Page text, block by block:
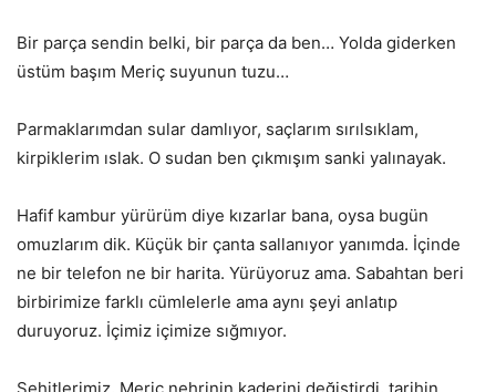
Bir parça sendin belki, bir parça da ben… Yolda giderken
üstüm başım Meriç suyunun tuzu…
Parmaklarımdan sular damlıyor, saçlarım sırılsıklam,
kirpiklerim ıslak. O sudan ben çıkmışım sanki yalınayak.
Hafif kambur yürürüm diye kızarlar bana, oysa bugün
omuzlarım dik. Küçük bir çanta sallanıyor yanımda. İçinde
ne bir telefon ne bir harita. Yürüyoruz ama. Sabahtan beri
birbirimize farklı cümlelerle ama aynı şeyi anlatıp
duruyoruz. İçimiz içimize sığmıyor.